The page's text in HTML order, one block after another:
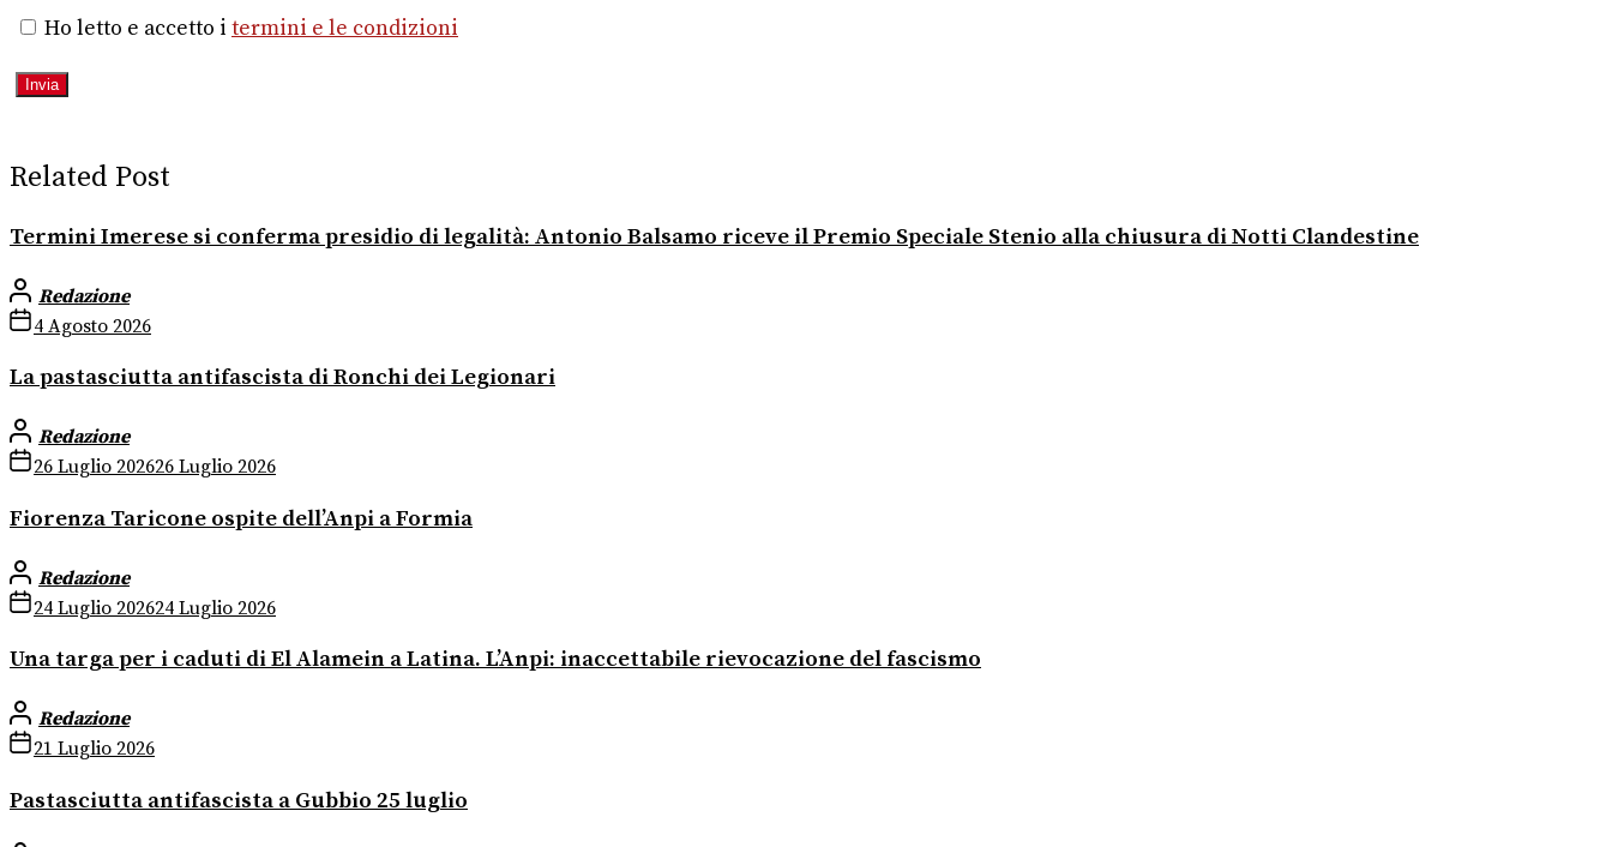
Ho letto e accetto i termini e le condizioni
Related Post
Termini Imerese si conferma presidio di legalità: Antonio Balsamo riceve il Premio Speciale Stenio alla chiusura di Notti Clandestine
Redazione
4 Agosto 2026
La pastasciutta antifascista di Ronchi dei Legionari
Redazione
26 Luglio 202626 Luglio 2026
Fiorenza Taricone ospite dell’Anpi a Formia
Redazione
24 Luglio 202624 Luglio 2026
Una targa per i caduti di El Alamein a Latina. L’Anpi: inaccettabile rievocazione del fascismo
Redazione
21 Luglio 2026
Pastasciutta antifascista a Gubbio 25 luglio